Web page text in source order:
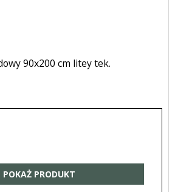
90x200 cm litey tek.
POKAŻ PRODUKT